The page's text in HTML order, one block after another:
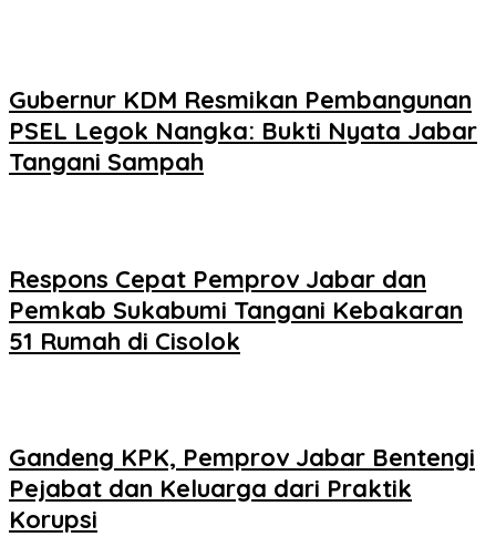
Gubernur KDM Resmikan Pembangunan
PSEL Legok Nangka: Bukti Nyata Jabar
Tangani Sampah
Respons Cepat Pemprov Jabar dan
Pemkab Sukabumi Tangani Kebakaran
51 Rumah di Cisolok
Gandeng KPK, Pemprov Jabar Bentengi
Pejabat dan Keluarga dari Praktik
Korupsi